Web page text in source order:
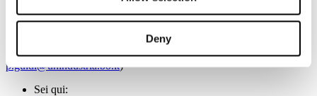
Deny
Italo Candoni, Vice Direttore di Confindustria Veneto
(Per maggiori informazioni:eventi@federturismo.it-
p.guidi@unindustria.bo.it)
Sei qui: